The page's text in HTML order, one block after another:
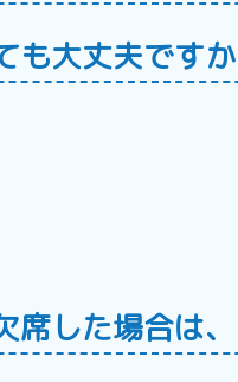
も大丈夫です
席した場合は